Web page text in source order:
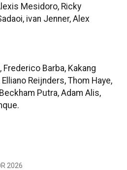
Mesidoro, Ricky
ivan Jenner, Alex
Barba, Kakang
Reijnders, Thom Haye,
Putra, Adam Alis,
2026